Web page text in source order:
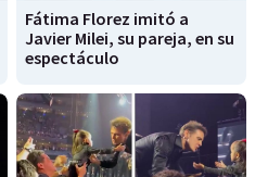
Fátima Florez imitó a
Javier Milei, su pareja, en su
espectáculo